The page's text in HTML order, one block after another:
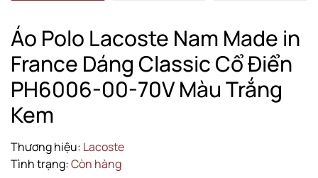
Áo Polo Lacoste Nam Made in
France Dáng Classic Cổ Điển
PH6006-00-70V Màu Trắng
Kem
Thương hiệu: Lacoste
Tình trạng:Còn hàng